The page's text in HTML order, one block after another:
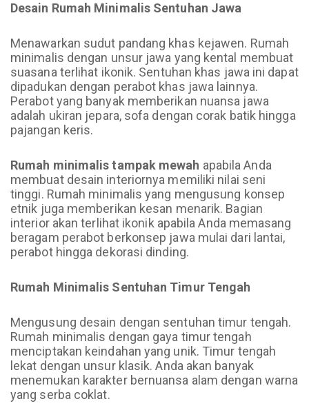
Desain Rumah Minimalis Sentuhan Jawa
Menawarkan sudut pandang khas kejawen. Rumah
minimalis dengan unsur jawa yang kental membuat
suasana terlihat ikonik. Sentuhan khas jawa ini dapat
dipadukan dengan perabot khas jawa lainnya.
Perabot yang banyak memberikan nuansa jawa
adalah ukiran jepara, sofa dengan corak batik hingga
pajangan keris.
Rumah minimalis tampak mewah apabila Anda
membuat desain interiornya memiliki nilai seni
tinggi. Rumah minimalis yang mengusung konsep
etnik juga memberikan kesan menarik. Bagian
interior akan terlihat ikonik apabila Anda memasang
beragam perabot berkonsep jawa mulai dari lantai,
perabot hingga dekorasi dinding.
Rumah Minimalis Sentuhan Timur Tengah
Mengusung desain dengan sentuhan timur tengah.
Rumah minimalis dengan gaya timur tengah
menciptakan keindahan yang unik. Timur tengah
lekat dengan unsur klasik. Anda akan banyak
menemukan karakter bernuansa alam dengan warna
yang serba coklat.